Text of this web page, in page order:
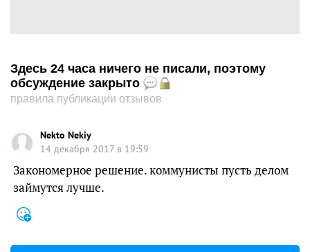
Здесь 24 часа ничего не писали, поэтому
обсуждение закрыто
правила публикации отзывов
Nekto Nekiy
14 декабря 2017 в 19:59
Закономерное решение. коммунисты пусть делом
займутся лучше.